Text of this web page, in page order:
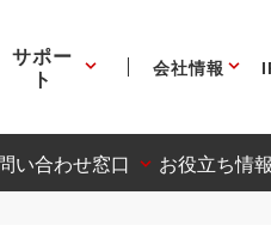
サポー
ト 会社情報
い合わせ窓口 お役立ち情報